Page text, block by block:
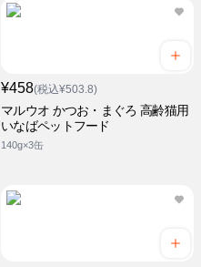
¥458(税込¥503.8)
マルウオ かつお・まぐろ 高齢猫用
いなばペットフード
140g×3缶